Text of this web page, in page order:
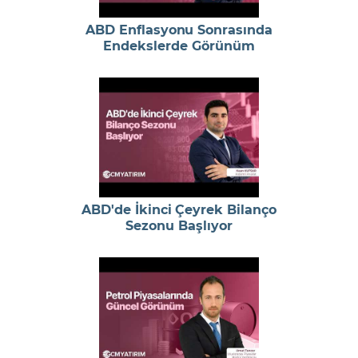
ABD Enflasyonu Sonrasında
Endekslerde Görünüm
ABD'de İkinci Çeyrek Bilanço
Sezonu Başlıyor